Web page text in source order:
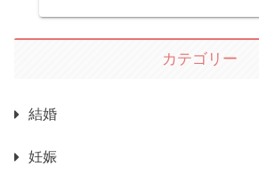
カテゴリー
結婚
妊娠